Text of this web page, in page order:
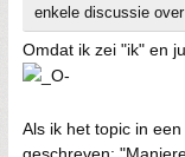
enkele discussie over
Omdat ik zei "ik" en
Als ik het topic in
geschreven: